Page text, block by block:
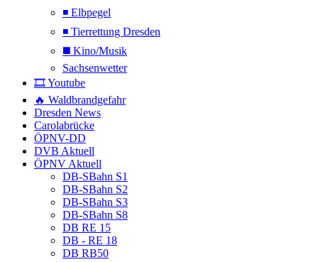
◾ Elbpegel
◾ Tierrettung Dresden
◼️ Kino/Musik
Sachsenwetter
🎞️ Youtube
🔥 Waldbrandgefahr
Dresden News
Carolabrücke
ÖPNV-DD
DVB Aktuell
ÖPNV Aktuell
DB-SBahn S1
DB-SBahn S2
DB-SBahn S3
DB-SBahn S8
DB RE 15
DB - RE 18
DB RB50